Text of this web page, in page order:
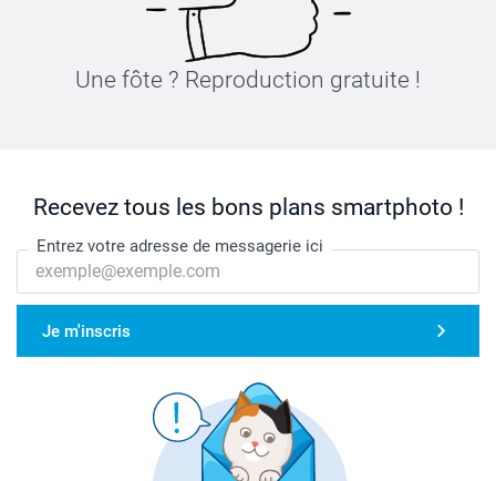
Une fôte ? Reproduction gratuite !
Recevez tous les bons plans smartphoto !
Entrez votre adresse de messagerie ici
Je m'inscris